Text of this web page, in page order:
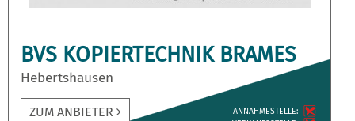
BVS KOPIERTECHNIK BRAMES
Hebertshausen
ZUM ANBIETER
ANNAH­MESTELLE: